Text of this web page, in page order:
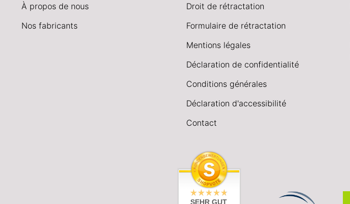
À propos de nous
Nos fabricants
Droit de rétractation
Formulaire de rétractation
Mentions légales
Déclaration de confidentialité
Conditions générales
Déclaration d'accessibilité
Contact
SEHR GUT